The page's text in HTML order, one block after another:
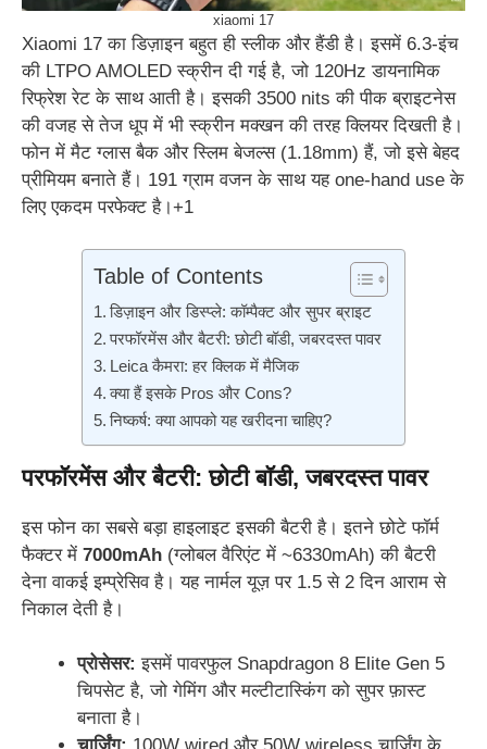
xiaomi 17
Xiaomi 17 का डिज़ाइन बहुत ही स्लीक और हैंडी है। इसमें 6.3-इंच
की LTPO AMOLED स्क्रीन दी गई है, जो 120Hz डायनामिक
रिफ्रेश रेट के साथ आती है। इसकी 3500 nits की पीक ब्राइटनेस
की वजह से तेज धूप में भी स्क्रीन मक्खन की तरह क्लियर दिखती है।
फोन में मैट ग्लास बैक और स्लिम बेजल्स (1.18mm) हैं, जो इसे बेहद
प्रीमियम बनाते हैं। 191 ग्राम वजन के साथ यह one-hand use के
लिए एकदम परफेक्ट है।+1
Table of Contents
डिज़ाइन और डिस्प्ले: कॉम्पैक्ट और सुपर ब्राइट
परफॉरमेंस और बैटरी: छोटी बॉडी, जबरदस्त पावर
Leica कैमरा: हर क्लिक में मैजिक
क्या हैं इसके Pros और Cons?
निष्कर्ष: क्या आपको यह खरीदना चाहिए?
परफॉरमेंस और बैटरी: छोटी बॉडी, जबरदस्त पावर
इस फोन का सबसे बड़ा हाइलाइट इसकी बैटरी है। इतने छोटे फॉर्म
फैक्टर में 7000mAh (ग्लोबल वैरिएंट में ~6330mAh) की बैटरी
देना वाकई इम्प्रेसिव है। यह नार्मल यूज़ पर 1.5 से 2 दिन आराम से
निकाल देती है।
प्रोसेसर: इसमें पावरफुल Snapdragon 8 Elite Gen 5
चिपसेट है, जो गेमिंग और मल्टीटास्किंग को सुपर फ़ास्ट
बनाता है।